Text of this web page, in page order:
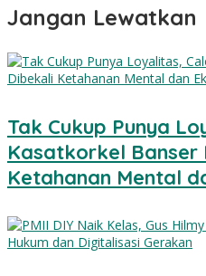
Jangan Lewatkan
Tak Cukup Punya
Kasatkorkel Banser
Ketahanan Mental